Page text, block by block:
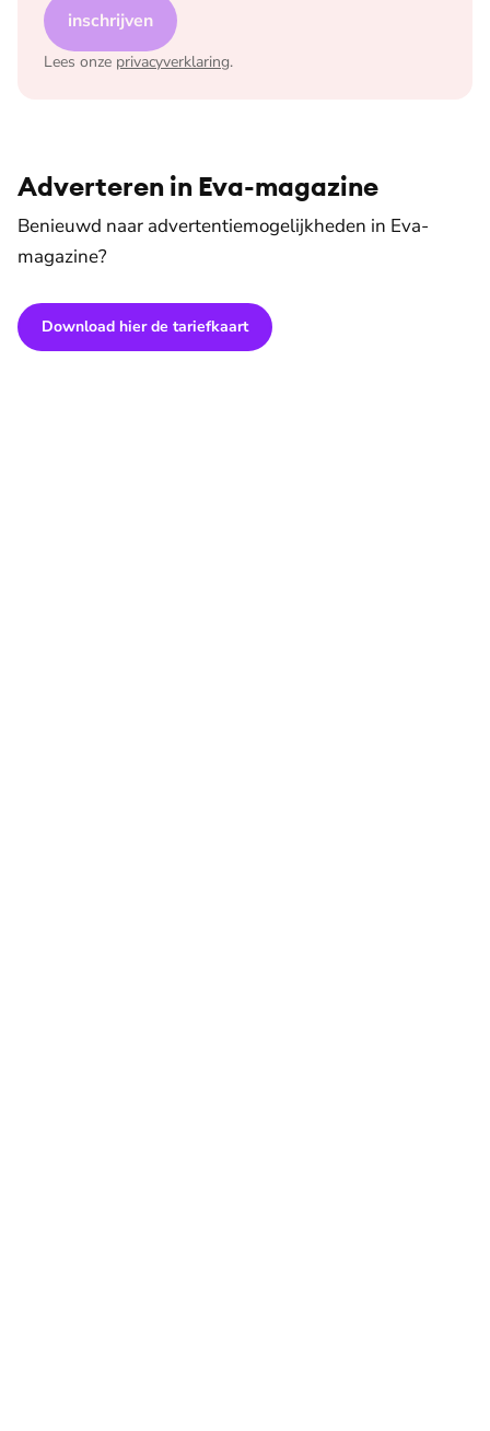
inschrijven
Lees onze privacyverklaring.
Adverteren in Eva-magazine
Benieuwd naar advertentiemogelijkheden in Eva-
magazine?
Download hier de tariefkaart